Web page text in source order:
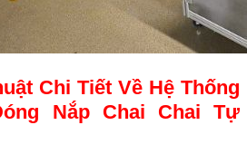
Chi Tiết Về Hệ Thống
Nắp Chai Chai Tự